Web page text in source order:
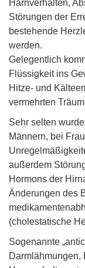
Harnverhalten,
Störungen der
bestehende
werden.
Gelegentlich
Flüssigkeit ins
Hitze- und
vermehrten
Sehr selten
Männern, bei
außerdem
Hormons der
Änderungen des
(cholestatische
Sogenannte
Darmlähmungen,